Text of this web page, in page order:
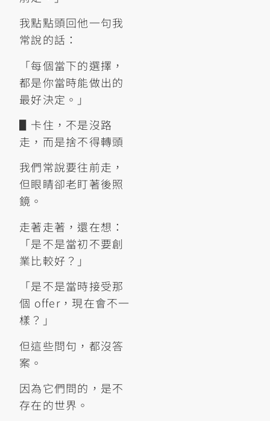
我點點頭回他一句我
常說的話：
「每個當下的選擇，
都是你當時能做出的
最好決定。」
▋卡住，不是沒路
走，而是捨不得轉頭
我們常說要往前走，
但眼睛卻老盯著後照
鏡。
走著走著，還在想：
「是不是當初不要創
業比較好？」
「是不是當時接受那
個 offer，現在會不一
樣？」
但這些問句，都沒答
案。
因為它們問的，是不
存在的世界。